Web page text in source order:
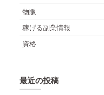
物販
稼げる副業情報
資格
最近の投稿